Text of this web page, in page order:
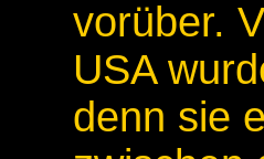
vorüber.
USA
denn sie